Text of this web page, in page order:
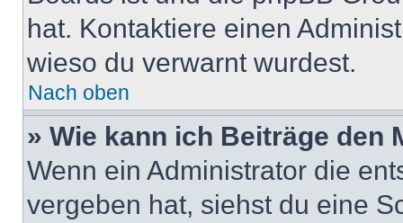
hat. Kontaktiere einen
wieso du verwarnt wurdest.
Nach oben
» Wie kann ich Beiträge den
Wenn ein Administrator die
vergeben hat, siehst du eine